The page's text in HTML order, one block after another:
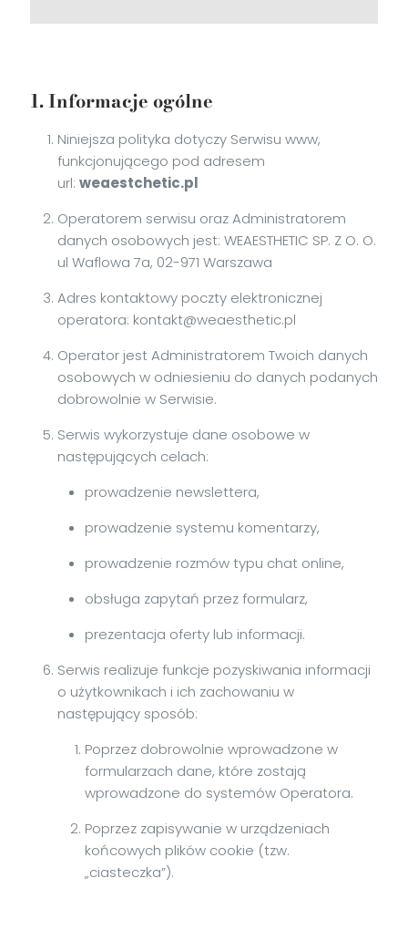
1. Informacje ogólne
Niniejsza polityka dotyczy Serwisu www,
funkcjonującego pod adresem
url: weaestchetic.pl
Operatorem serwisu oraz Administratorem
danych osobowych jest: WEAESTHETIC SP. Z O. O.
ul Waflowa 7a, 02-971 Warszawa
Adres kontaktowy poczty elektronicznej
operatora: kontakt@weaesthetic.pl
Operator jest Administratorem Twoich danych
osobowych w odniesieniu do danych podanych
dobrowolnie w Serwisie.
Serwis wykorzystuje dane osobowe w
następujących celach:
prowadzenie newslettera,
prowadzenie systemu komentarzy,
prowadzenie rozmów typu chat online,
obsługa zapytań przez formularz,
prezentacja oferty lub informacji.
Serwis realizuje funkcje pozyskiwania informacji
o użytkownikach i ich zachowaniu w
następujący sposób:
Poprzez dobrowolnie wprowadzone w
formularzach dane, które zostają
wprowadzone do systemów Operatora.
Poprzez zapisywanie w urządzeniach
końcowych plików cookie (tzw.
„ciasteczka”).